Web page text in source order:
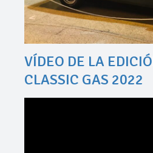
VÍDEO DE LA
CLASSIC GAS 2022